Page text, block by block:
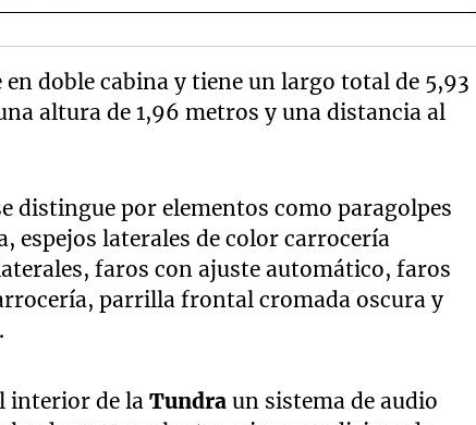
doble cabina y tiene un largo total de 5,93
altura de 1,96 metros y una distancia al
distingue por elementos como paragolpes
espejos laterales de color carrocería
faros con ajuste automático, faros
parrilla frontal cromada oscura y
interior de laTundraun sistema de audio